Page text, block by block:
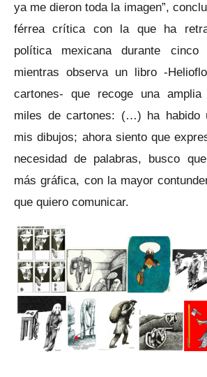
ya me dieron toda la imagen”,
férrea crítica con la que ha
política mexicana durante cinco
mientras observa un libro -
cartones- que recoge una
miles de cartones: (…) ha habido
mis dibujos; ahora siento que
necesidad de palabras, busco
más gráfica, con la mayor
que quiero comunicar.